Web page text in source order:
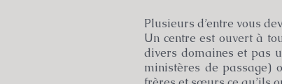
Plusieurs d’entre vous
Un centre est ouvert à
divers domaines et pas
ministères de passage)